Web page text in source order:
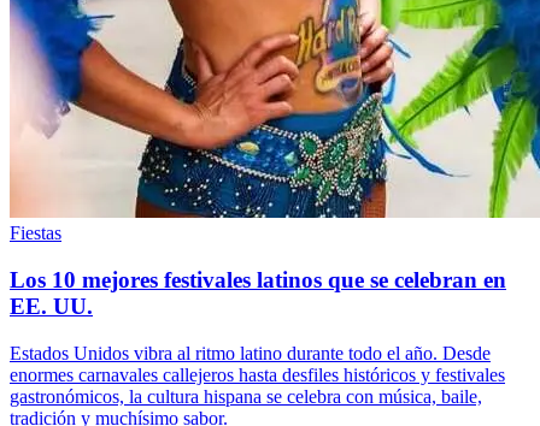
Fiestas
Los 10 mejores festivales latinos que se celebran en
EE. UU.
Estados Unidos vibra al ritmo latino durante todo el año. Desde
enormes carnavales callejeros hasta desfiles históricos y festivales
gastronómicos, la cultura hispana se celebra con música, baile,
tradición y muchísimo sabor.